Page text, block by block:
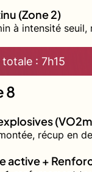
(Zone 2)
à intensité seuil,
: 7h15
8
récup en
active +